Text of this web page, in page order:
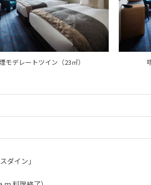
モデレートツイン（23㎡）
ダイン」